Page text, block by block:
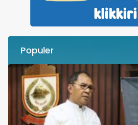
Populer